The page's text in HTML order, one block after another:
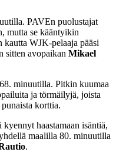
PAVEn puolustajat
mutta se kääntyikin
WJK-pelaaja pääsi
sitten avopaikan Mikael
minuutilla. Pitkin kuumaa
ja törmäilyjä, joista
korttia.
haastamaan isäntiä,
maalilla 80. minuutilla
.